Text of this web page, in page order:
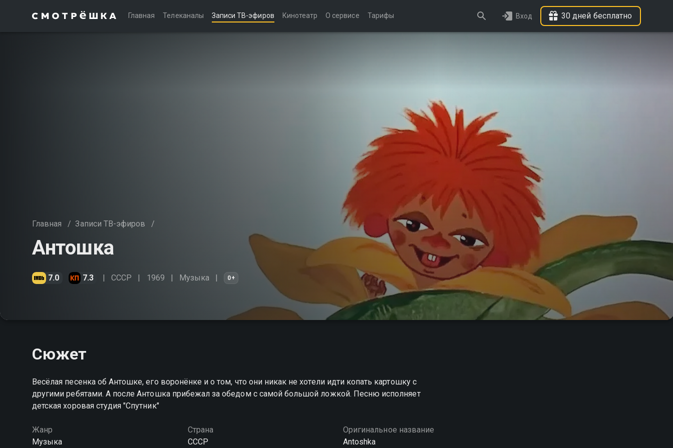
Главная Телеканалы Записи ТВ-эфиров Кинотеатр О сервисе Тарифы Вход 30 дней бесплатно
Главная / Записи ТВ-эфиров /
Антошка
7.0 7.3 СССР 1969 Музыка 0+
Сюжет
Весёлая песенка об Антошке, его воронёнке и о том, что они никак не хотели идти копать картошку с
другими ребятами. А после Антошка прибежал за обедом с самой большой ложкой. Песню исполняет
детская хоровая студия "Спутник"
Жанр
Музыка
Страна
СССР
Оригинальное название
Antoshka